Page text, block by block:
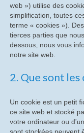
Historique
Vidéos
Les causeries
Causerie
CSF puis
web ») utilise des
simplification, toutes
terme « cookies »).
tierces parties que
dessous, nous vous
notre site web.
2. Que sont les
Un cookie est un petit
ce site web et stocké
votre ordinateur ou